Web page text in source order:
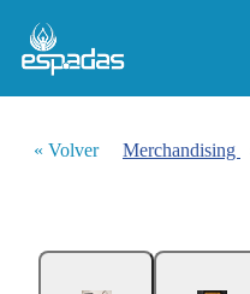
« Volver Merchandising